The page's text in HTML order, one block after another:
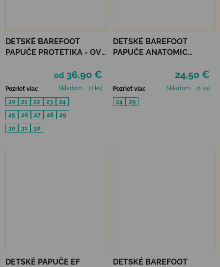
DETSKÉ BAREFOOT
PAPUČE PROTETIKA - OVE
od 36,90 €
Pozrieť viac Skladom
(2 ks)
20
21 22 23
24
25
26 27 28
29
30
31 32
DETSKÉ BAREFOOT
PAPUČE ANATOMIC
24,50 €
Pozrieť viac Skladom
(1 ks)
24
29
DETSKÉ PAPUČE EF
DETSKÉ BAREFOOT